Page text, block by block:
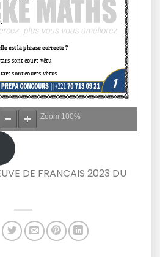
Zoom 100%
DE FRANCAIS 2023 DU